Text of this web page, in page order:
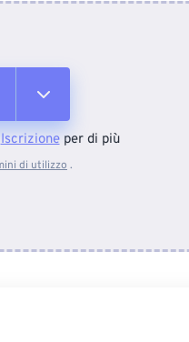
Iscrizioneper di più
di utilizzo .